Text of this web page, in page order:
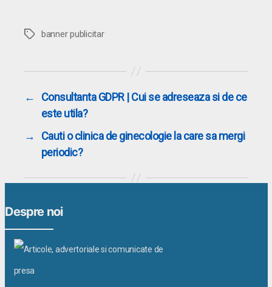
Etichetebanner publicitar
←
Consultanta GDPR | Cui se adreseaza si de ce
este utila?
→
Cauti o clinica de ginecologie la care sa mergi
periodic?
Despre noi